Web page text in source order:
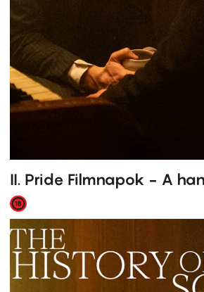
II. Pride Filmnapok - A